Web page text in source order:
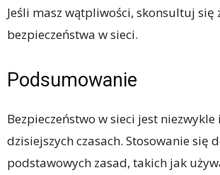
Jeśli masz wątpliwości, skonsultuj się
bezpieczeństwa w sieci.
Podsumowanie
Bezpieczeństwo w sieci jest
dzisiejszych czasach. Stosowanie się
podstawowych zasad, takich jak